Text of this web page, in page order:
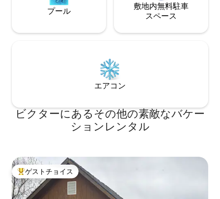
プール
敷地内無料駐⁠車
ス⁠ペ⁠ー⁠ス
エアコン
ビクターにあるその他の素敵なバケー
ションレンタル
大好評のゲストチョイスです。
ゲストチョイス